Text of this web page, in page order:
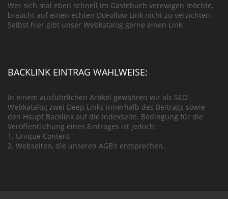
Wer sich mal eben schnell im Gästebuch verewigen möchte,
braucht auf einen echten DoFollow Link nicht zu verzichten.
Selbst hier gibt unser Webkatalog gerne einen Link.
BACKLINK EINTRAG WAHLWEISE:
In einem ausführlichen Artikel gewähren wir als SEO
Webkatalog zwei Deep Links innerhalb des Beitrags sowie
den Haupt Backlink auf die Indexseite. Bedingung für die
Veröffentlichung eines Eintrages ist jedoch:
1. Unique Content
2. Webseiten, die unseren AGB’s entsprechen.